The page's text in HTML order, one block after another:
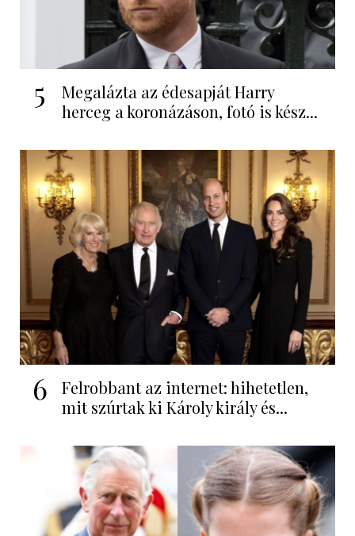
5
Megalázta az édesapját Harry
herceg a koronázáson, fotó is kész...
6
Felrobbant az internet: hihetetlen,
mit szúrtak ki Károly király és...